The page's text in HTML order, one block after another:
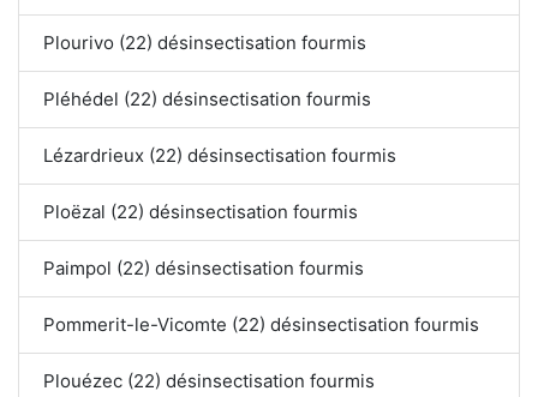
Plourivo (22) désinsectisation fourmis
Pléhédel (22) désinsectisation fourmis
Lézardrieux (22) désinsectisation fourmis
Ploëzal (22) désinsectisation fourmis
Paimpol (22) désinsectisation fourmis
Pommerit-le-Vicomte (22) désinsectisation fourmis
Plouézec (22) désinsectisation fourmis